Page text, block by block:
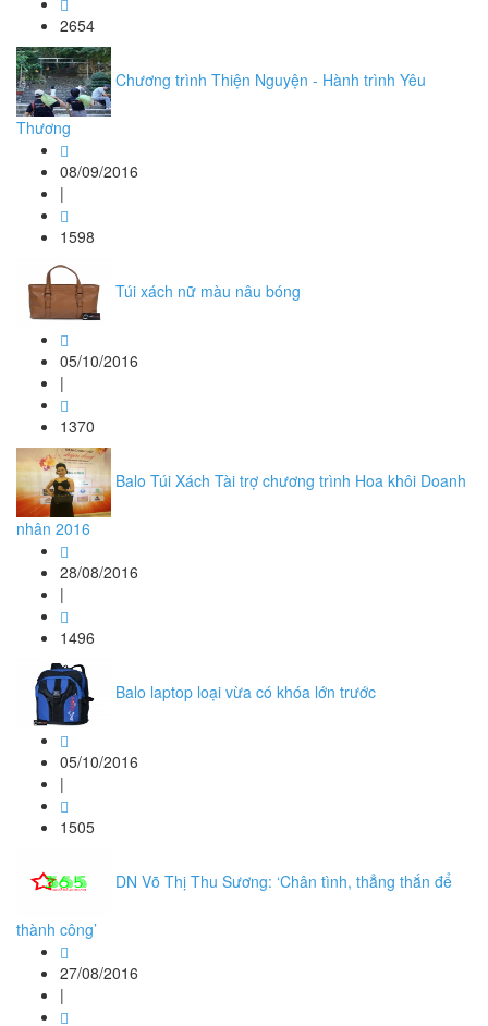
2654
Chương trình Thiện Nguyện - Hành trình Yêu
Thương
08/09/2016
|
1598
Túi xách nữ màu nâu bóng
05/10/2016
|
1370
Balo Túi Xách Tài trợ chương trình Hoa khôi Doanh
nhân 2016
28/08/2016
|
1496
Balo laptop loại vừa có khóa lớn trước
05/10/2016
|
1505
DN Võ Thị Thu Sương: ‘Chân tình, thẳng thắn để
thành công’
27/08/2016
|